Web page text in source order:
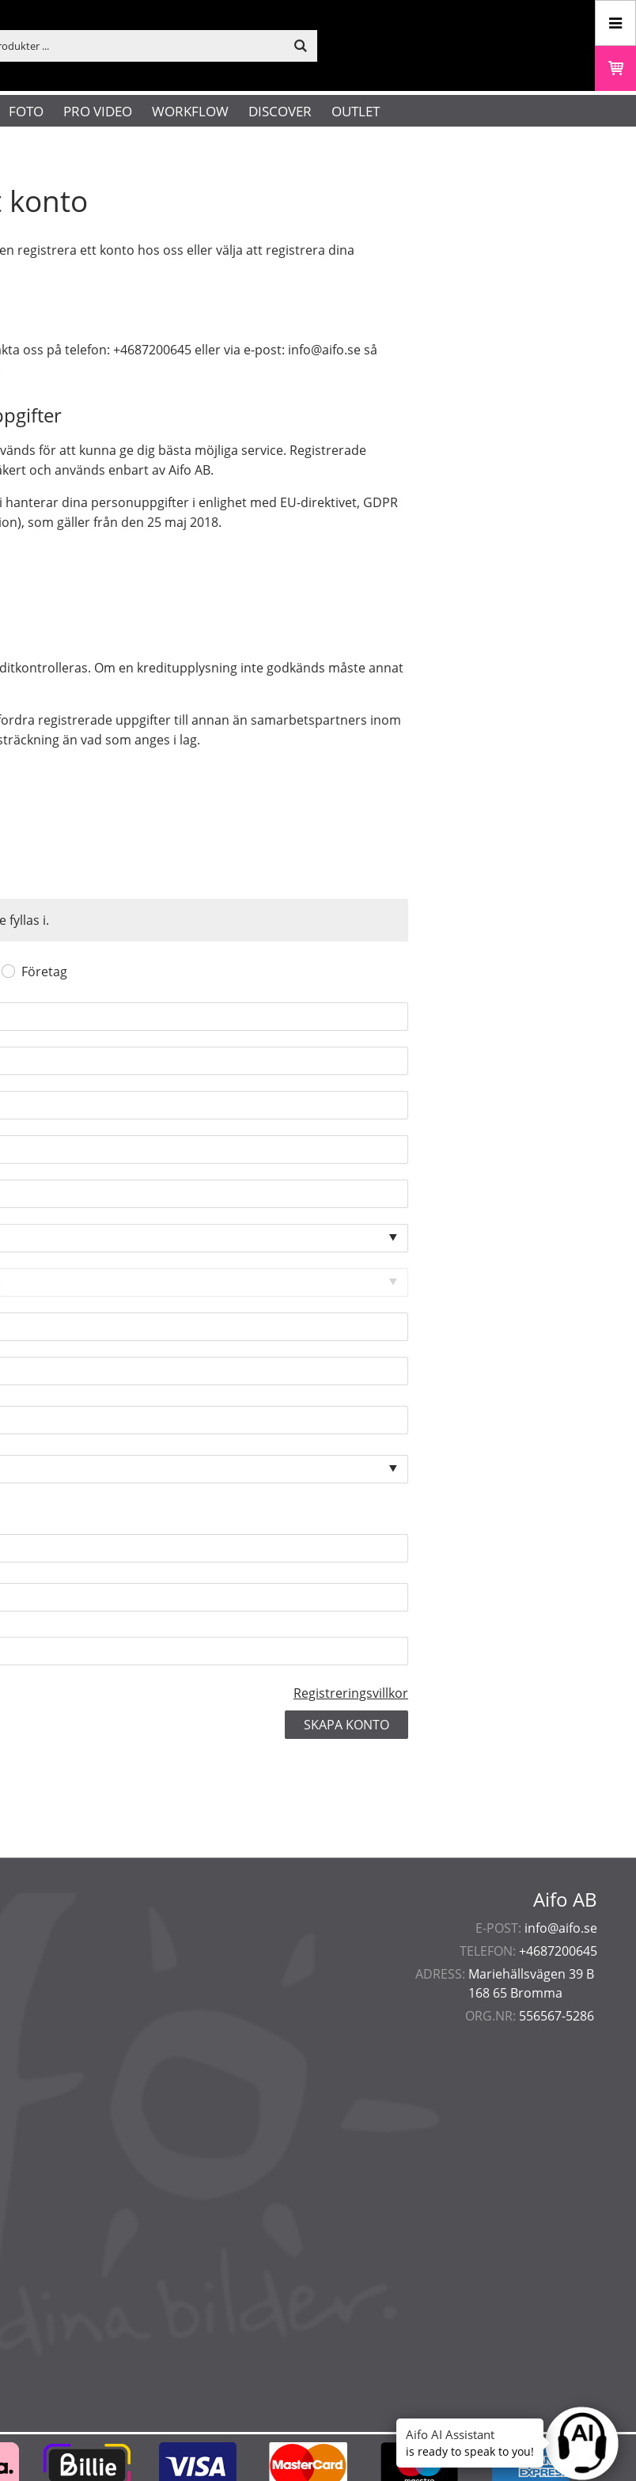
FOTO PRO VIDEO WORKFLOW DISCOVER OUTLET
konto
registrera ett konto hos oss eller välja att registrera dina
oss på telefon: +4687200645 eller via e-post: info@aifo.se så
för att kunna ge dig bästa möjliga service. Registrerade
och används enbart av Aifo AB.
dina personuppgifter i enlighet med EU-direktivet, GDPR
som gäller från den 25 maj 2018.
Om en kreditupplysning inte godkänds måste annat
registrerade uppgifter till annan än samarbetspartners inom
än vad som anges i lag.
fyllas i.
Företag
Registreringsvillkor
Aifo AB
E-POST: info@aifo.se
TELEFON: +4687200645
ADRESS: Mariehällsvägen 39 B
168 65 Bromma
ORG.NR: 556567-5286
Ask
Aifo AI Assistant
is ready to speak to you!